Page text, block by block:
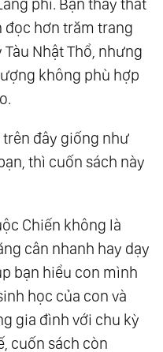
phí. Bạn thấy thất
đọc hơn trăm trang
Nhật Thổ, nhưng
không phù hợp
đây giống như
thì cuốn sách này
Chiến không là
cân nhanh hay dạy
bạn hiểu con mình
học của con và
gia đình với chu kỳ
cuốn sách còn